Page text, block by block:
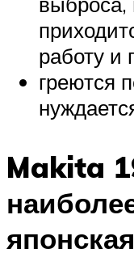
работу и
греются
Makita